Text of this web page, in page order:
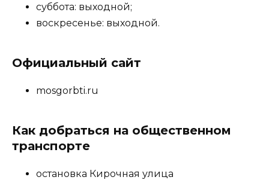
суббота: выходной;
воскресенье: выходной.
Официальный сайт
mosgorbti.ru
Как добраться на общественном
транспорте
остановка Кирочная улица